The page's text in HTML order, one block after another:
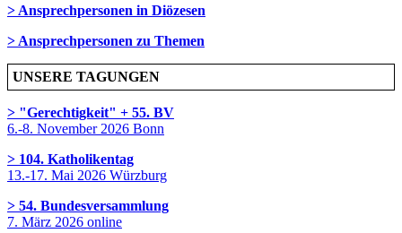
> Ansprechpersonen in Diözesen
> Ansprechpersonen zu Themen
UNSERE TAGUNGEN
> "Gerechtigkeit" + 55. BV
6.-8. November 2026 Bonn
> 104. Katholikentag
13.-17. Mai 2026 Würzburg
> 54. Bundesversammlung
7. März 2026 online